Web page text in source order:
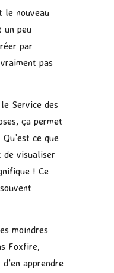
le nouveau
un peu
par
pas
Service des
ça permet
ce que
de visualiser
! Ce
moindres
Foxfire,
apprendre